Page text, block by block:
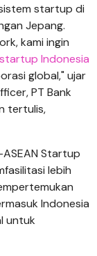
startup di
Jepang.
kami ingin
startup Indonesia
global," ujar
PT Bank
tertulis,
Startup
lebih
Indonesia
untuk